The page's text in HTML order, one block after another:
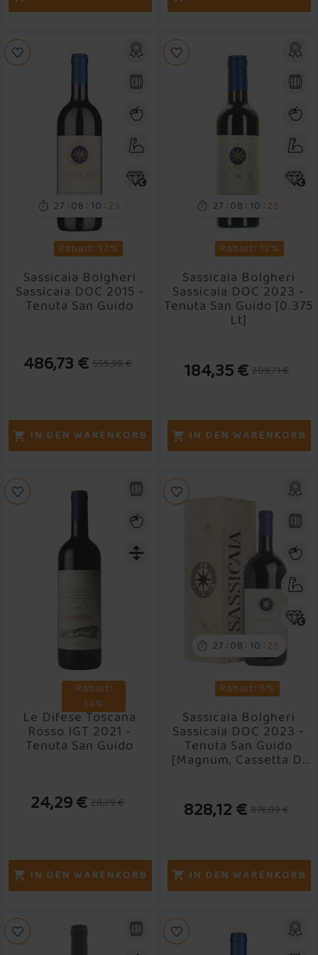
 27 :08 : 10 :24
Sassicaia Bolgheri
Sassicaia DOC 2015 -
Tenuta San Guido
486,73 € 555,98 €
Rabatt: 12%
 IN DEN WARENKORB
 27 :08 : 10 :24
Sassicaia Bolgheri
Sassicaia DOC 2023 -
Tenuta San Guido [0.375
Lt]
184,35 € 209,71 €
Rabatt: 12%
 IN DEN WARENKORB
Le Difese Toscana
Rosso IGT 2021 -
Tenuta San Guido
24,29 € 28,29 €
Rabatt:
14%
 IN DEN WARENKORB
 27 :08 : 10 :24
Sassicaia Bolgheri
Sassicaia DOC 2023 -
Tenuta San Guido
[Magnum, Cassetta Di
828,12 € 876,89 €
Rabatt: 5%
 IN DEN WARENKORB